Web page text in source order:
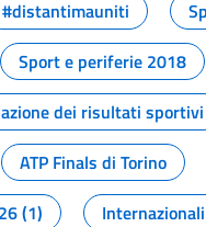
#distantimauniti
Sport e periferie 2018
dei risultati sportivi
ATP Finals di Torino
(1)